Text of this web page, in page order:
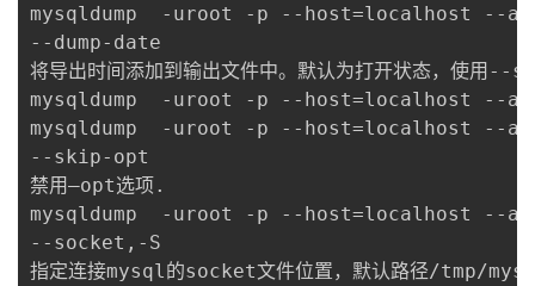
mysqldump  -uroot -p --host=localhost --
--dump-date
将导出时间添加到输出文件中。默认为打开状态，使用
mysqldump  -uroot -p --host=localhost --
mysqldump  -uroot -p --host=localhost --
--skip-opt
禁用–opt选项.
mysqldump  -uroot -p --host=localhost --
--socket,-S
指定连接mysql的socket文件位置，默认路径/tmp/